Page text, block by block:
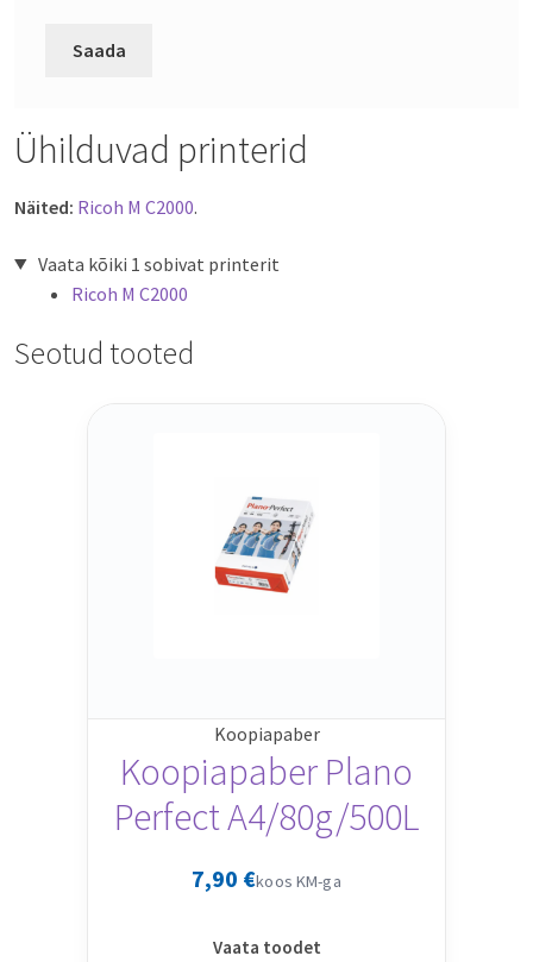
Ühilduvad printerid
Näited: Ricoh M C2000.
Vaata kõiki 1 sobivat printerit
Ricoh M C2000
Seotud tooted
Koopiapaber
Koopiapaber Plano
Perfect A4/80g/500L
7,90 €koos KM-ga
Vaata toodet